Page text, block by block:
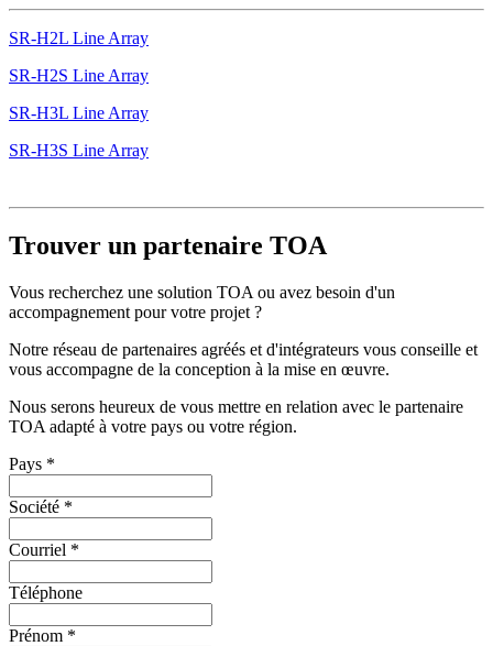
SR-H2L Line Array
SR-H2S Line Array
SR-H3L Line Array
SR-H3S Line Array
Trouver un partenaire TOA
Vous recherchez une solution TOA ou avez besoin d'un
accompagnement pour votre projet ?
Notre réseau de partenaires agréés et d'intégrateurs vous conseille et
vous accompagne de la conception à la mise en œuvre.
Nous serons heureux de vous mettre en relation avec le partenaire
TOA adapté à votre pays ou votre région.
Pays *
Société *
Courriel *
Téléphone
Prénom *